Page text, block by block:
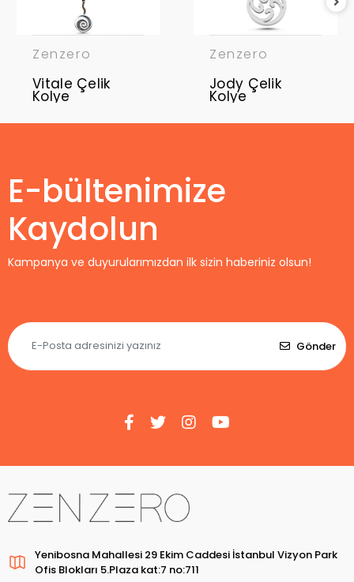
Zenzero
Vitale Çelik
Kolye
Zenzero
Jody Çelik
Kolye
E-bültenimize
Kaydolun
Kampanya ve duyurularımızdan ilk sizin haberiniz olsun!
Gönder
Yenibosna Mahallesi 29 Ekim Caddesi İstanbul Vizyon Park
Ofis Blokları 5.Plaza kat:7 no:711